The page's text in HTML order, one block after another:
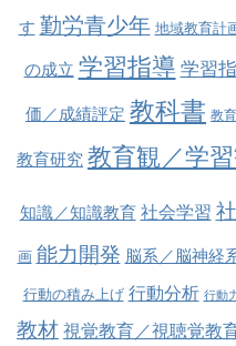
す 勤労青少年 地域教育計
の成立 学習指導 学習
価／成績評定 教科書 教
教育研究 教育観／学
知識／知識教育 社会学習
画 能力開発 脳系／脳神経
行動の積み上げ 行動分析 行動
教材 視覚教育／視聴覚教